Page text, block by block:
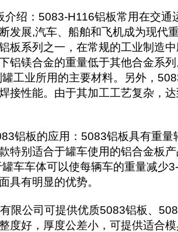
：5083-H116铝板常用在交通
发展,汽车、船舶和飞机成为现代
板系列之一，在常规的工业制造
铝镁合金的重量低于其他合金系
工业所用的主要材料。另外，
接性能。由于其加工工艺复杂，
板的应用：5083铝板具有重量
特别适合于罐车使用的铝合金板
车车体可以使每辆车的重量减少
具有明显的优势。
公司可提供优质5083铝板、
度好，厚度公差小，可提供适合